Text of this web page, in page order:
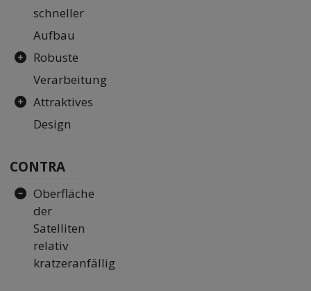
schneller
Aufbau
Robuste
Verarbeitung
Attraktives
Design
CONTRA
Oberfläche
der
Satelliten
relativ
kratzeranfällig